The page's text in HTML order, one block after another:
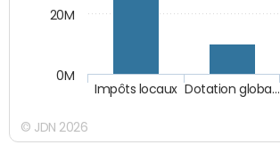
Dotation globa…
Impôts locaux
0M
20M
© JDN 2026